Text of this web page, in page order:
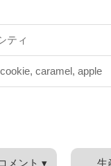
ティ
caramel, apple
ン
メント ▾ 生